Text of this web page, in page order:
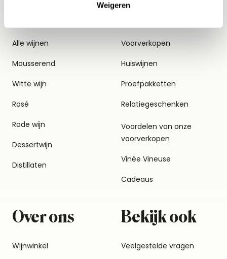
Weigeren
Alle wijnen
Mousserend
Witte wijn
Rosé
Rode wijn
Dessertwijn
Distillaten
Thema's
Voorverkopen
Huiswijnen
Proefpakketten
Relatiegeschenken
Voordelen van onze
voorverkopen
Vinée Vineuse
Cadeaus
Over ons
Wijnwinkel
Bekijk ook
Veelgestelde vragen